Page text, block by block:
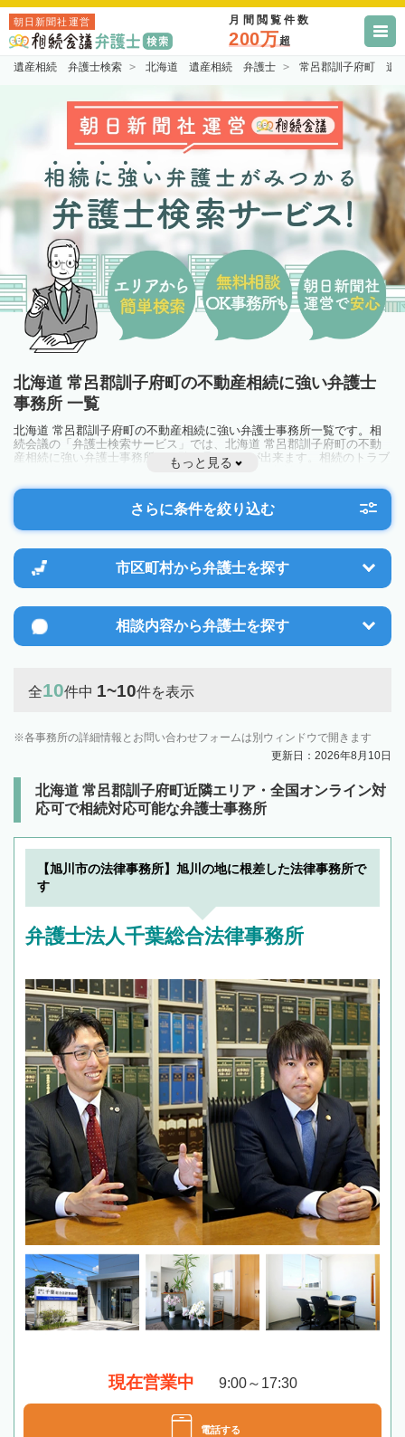
朝日新聞社運営 月間閲覧件数
200万超
遺産相続 弁護士検索 北海道 遺産相続 弁護士 常呂郡訓子府町 遺
北海道 常呂郡訓子府町の不動産相続に強い弁護士
事務所 一覧
北海道 常呂郡訓子府町の不動産相続に強い弁護士事務所一覧です。相
続会議の「弁護士検索サービス」では、北海道 常呂郡訓子府町の不動
産相続に強い弁護士事務所を一覧で見ることが出来ます。相続のトラブ
ルやお悩みを抱えている方は一度近隣の弁護士に相談してみましょう。
もっと見る
さらに条件を絞り込む
市区町村から弁護士を探す
相談内容から弁護士を探す
全10件中 1~10件を表示
各事務所の詳細情報とお問い合わせフォームは別ウィンドウで開きます
更新日：2026年8月10日
北海道 常呂郡訓子府町近隣エリア・全国オンライン対
応可で相続対応可能な弁護士事務所
【旭川市の法律事務所】旭川の地に根差した法律事務所で
す
弁護士法人千葉総合法律事務所
現在営業中 9:00～17:30
電話する